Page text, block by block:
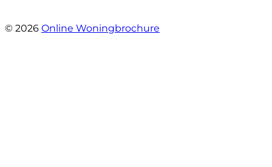
© 2026 Online Woningbrochure